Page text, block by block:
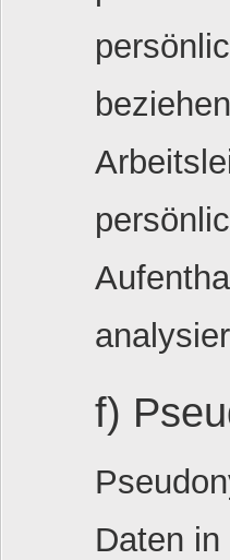
f)
Daten